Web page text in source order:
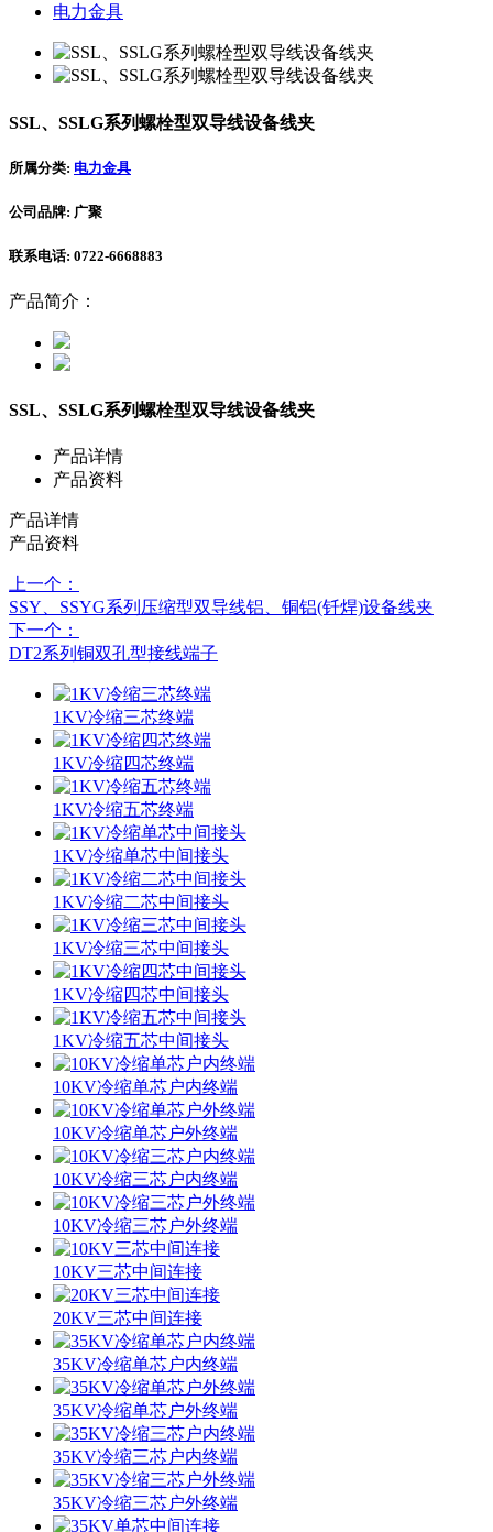
电力金具
SSL、SSLG系列螺栓型双导线设备线夹
所属分类: 电力金具
公司品牌: 广聚
联系电话: 0722-6668883
产品简介：
SSL、SSLG系列螺栓型双导线设备线夹
产品详情
产品资料
产品详情
产品资料
上一个：
SSY、SSYG系列压缩型双导线铝、铜铝(钎焊)设备线夹
下一个：
DT2系列铜双孔型接线端子
1KV冷缩三芯终端
1KV冷缩四芯终端
1KV冷缩五芯终端
1KV冷缩单芯中间接头
1KV冷缩二芯中间接头
1KV冷缩三芯中间接头
1KV冷缩四芯中间接头
1KV冷缩五芯中间接头
10KV冷缩单芯户内终端
10KV冷缩单芯户外终端
10KV冷缩三芯户内终端
10KV冷缩三芯户外终端
10KV三芯中间连接
20KV三芯中间连接
35KV冷缩单芯户内终端
35KV冷缩单芯户外终端
35KV冷缩三芯户内终端
35KV冷缩三芯户外终端